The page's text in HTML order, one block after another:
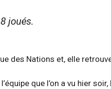
joués.
des Nations et, elle
que l’on a vu hier